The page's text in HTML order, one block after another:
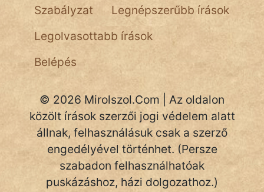
szegény legény
Hoffer Botond
szemfüles
Szabályzat
Legnépszerűbb írások
Legolvasottabb írások
Belépés
© 2026 Mirolszol.Com | Az oldalon
közölt írások szerzői jogi védelem alatt
állnak, felhasználásuk csak a szerző
engedélyével történhet. (Persze
szabadon felhasználhatóak
puskázáshoz, házi dolgozathoz.)